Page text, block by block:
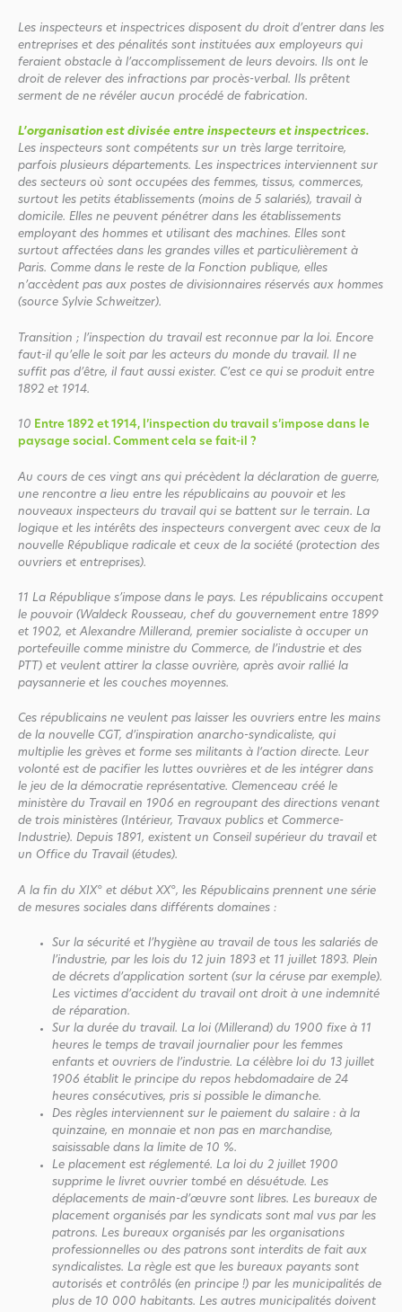
Les inspecteurs et inspectrices disposent du droit d’entrer dans les
entreprises et des pénalités sont instituées aux employeurs qui
feraient obstacle à l’accomplissement de leurs devoirs. Ils ont le
droit de relever des infractions par procès-verbal. Ils prêtent
serment de ne révéler aucun procédé de fabrication.
L’organisation est divisée entre inspecteurs et inspectrices.
Les inspecteurs sont compétents sur un très large territoire,
parfois plusieurs départements. Les inspectrices interviennent sur
des secteurs où sont occupées des femmes, tissus, commerces,
surtout les petits établissements (moins de 5 salariés), travail à
domicile. Elles ne peuvent pénétrer dans les établissements
employant des hommes et utilisant des machines. Elles sont
surtout affectées dans les grandes villes et particulièrement à
Paris. Comme dans le reste de la Fonction publique, elles
n’accèdent pas aux postes de divisionnaires réservés aux hommes
(source Sylvie Schweitzer).
Transition ; l’inspection du travail est reconnue par la loi. Encore
faut-il qu’elle le soit par les acteurs du monde du travail. Il ne
suffit pas d’être, il faut aussi exister. C’est ce qui se produit entre
1892 et 1914.
10 Entre 1892 et 1914, l’inspection du travail s’impose dans le
paysage social. Comment cela se fait-il ?
Au cours de ces vingt ans qui précèdent la déclaration de guerre,
une rencontre a lieu entre les républicains au pouvoir et les
nouveaux inspecteurs du travail qui se battent sur le terrain. La
logique et les intérêts des inspecteurs convergent avec ceux de la
nouvelle République radicale et ceux de la société (protection des
ouvriers et entreprises).
11 La République s’impose dans le pays. Les républicains occupent
le pouvoir (Waldeck Rousseau, chef du gouvernement entre 1899
et 1902, et Alexandre Millerand, premier socialiste à occuper un
portefeuille comme ministre du Commerce, de l’industrie et des
PTT) et veulent attirer la classe ouvrière, après avoir rallié la
paysannerie et les couches moyennes.
Ces républicains ne veulent pas laisser les ouvriers entre les mains
de la nouvelle CGT, d’inspiration anarcho-syndicaliste, qui
multiplie les grèves et forme ses militants à l‘action directe. Leur
volonté est de pacifier les luttes ouvrières et de les intégrer dans
le jeu de la démocratie représentative. Clemenceau créé le
ministère du Travail en 1906 en regroupant des directions venant
de trois ministères (Intérieur, Travaux publics et Commerce-
Industrie). Depuis 1891, existent un Conseil supérieur du travail et
un Office du Travail (études).
A la fin du XIX° et début XX°, les Républicains prennent une série
de mesures sociales dans différents domaines :
Sur la sécurité et l’hygiène au travail de tous les salariés de
l’industrie, par les lois du 12 juin 1893 et 11 juillet 1893. Plein
de décrets d’application sortent (sur la céruse par exemple).
Les victimes d’accident du travail ont droit à une indemnité
de réparation.
Sur la durée du travail. La loi (Millerand) du 1900 fixe à 11
heures le temps de travail journalier pour les femmes
enfants et ouvriers de l’industrie. La célèbre loi du 13 juillet
1906 établit le principe du repos hebdomadaire de 24
heures consécutives, pris si possible le dimanche.
Des règles interviennent sur le paiement du salaire : à la
quinzaine, en monnaie et non pas en marchandise,
saisissable dans la limite de 10 %.
Le placement est réglementé. La loi du 2 juillet 1900
supprime le livret ouvrier tombé en désuétude. Les
déplacements de main-d’œuvre sont libres. Les bureaux de
placement organisés par les syndicats sont mal vus par les
patrons. Les bureaux organisés par les organisations
professionnelles ou des patrons sont interdits de fait aux
syndicalistes. La règle est que les bureaux payants sont
autorisés et contrôlés (en principe !) par les municipalités de
plus de 10 000 habitants. Les autres municipalités doivent